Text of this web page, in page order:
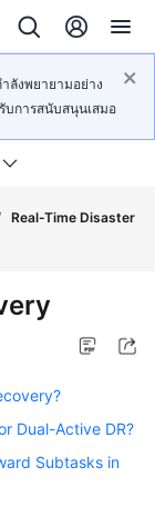
ลังพยายามอย่าง
บการสนับสนุนเสมอ
Real-Time Disaster
Dual-Active DR?
Subtasks in